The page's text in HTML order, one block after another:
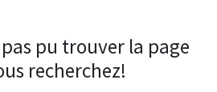
pu trouver la page
recherchez!